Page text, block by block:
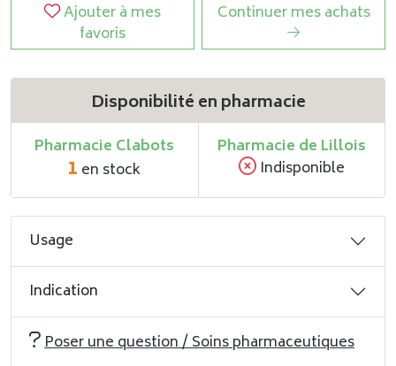
Ajouter à mes
favoris
Continuer mes achats
Disponibilité en pharmacie
Pharmacie Clabots
1 en stock
Pharmacie de Lillois
Indisponible
Usage
Indication
Poser une question / Soins pharmaceutiques